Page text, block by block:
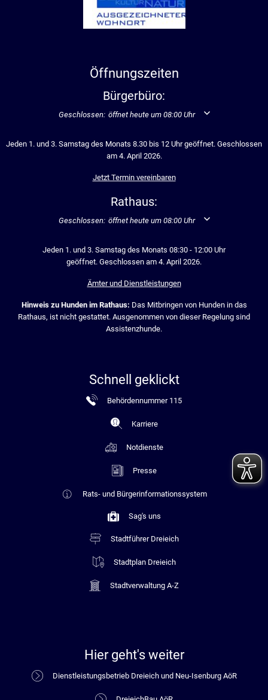
Öffnungszeiten
Bürgerbüro:
Klicken, um weitere Öffnungs- oder Schließzeiten
Geschlossen: öffnet heute um 08:00 Uhr
Jeden 1. und 3. Samstag des Monats 8.30 bis 12 Uhr geöffnet. Geschlossen
am 4. April 2026.
Jetzt Termin vereinbaren
Rathaus:
Klicken, um weitere Öffnungs- oder Schließzeiten
Geschlossen: öffnet heute um 08:00 Uhr
Jeden 1. und 3. Samstag des Monats 08:30 - 12:00 Uhr
geöffnet. Geschlossen am 4. April 2026.
Ämter und Dienstleistungen
Hinweis zu Hunden im Rathaus: Das Mitbringen von Hunden in das
Rathaus, ist nicht gestattet. Ausgenommen von dieser Regelung sind
Assistenzhunde.
Schnell geklickt
Behördennummer 115
Karriere
Notdienste
Presse
Rats- und Bürgerinformationssystem
Sag's uns
Stadtführer Dreieich
Stadtplan Dreieich
Stadtverwaltung A-Z
Hier geht's weiter
Dienstleistungsbetrieb Dreieich und Neu-Isenburg AöR